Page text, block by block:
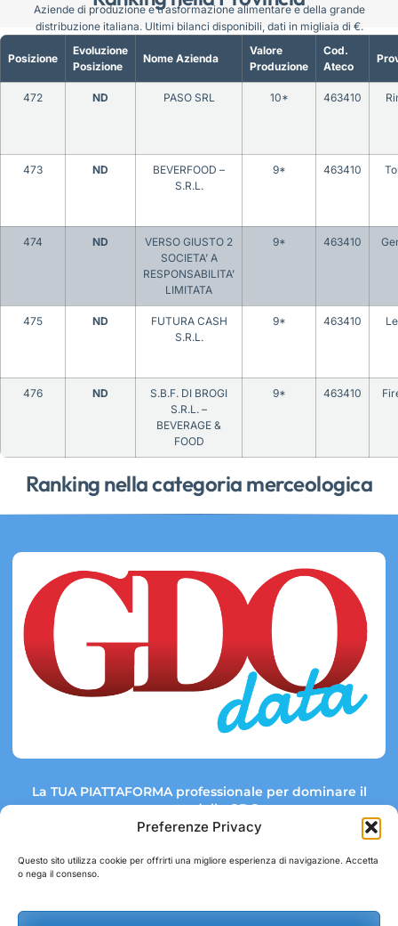
Preferenze Privacy
Questo sito utilizza cookie per offrirti una migliore esperienza di navigazione. Accetta
o nega il consenso.
Ranking nella categoria merceologica
Posizione
Evoluzione
Posizione
Nome Azienda
Valore
Produzione
Cod.
Ateco
472 ND PASO SRL 10* 463410
473 ND
BEVERFOOD –
S.R.L.
9* 463410
474 ND
VERSO GIUSTO 2
SOCIETA’ A
RESPONSABILITA’
LIMITATA
9* 463410
475 ND
FUTURA CASH
S.R.L.
9* 463410
476 ND
S.B.F. DI BROGI
S.R.L. –
BEVERAGE &
FOOD
9* 463410
Aziende di produzione e trasformazione alimentare e della grande
distribuzione italiana. Ultimi bilanci disponibili, dati in migliaia di €.
La TUA PIATTAFORMA professionale per dominare il
mercato della GDO.
Link rapidi: